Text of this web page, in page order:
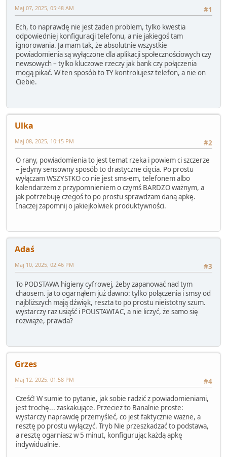
#1
Maj 07, 2025, 05:48 AM
Ech, to naprawdę nie jest żaden problem, tylko kwestia
odpowiedniej konfiguracji telefonu, a nie jakiegoś tam
ignorowania. Ja mam tak, że absolutnie wszystkie
powiadomienia są wyłączone dla aplikacji społecznościowych czy
newsowych – tylko kluczowe rzeczy jak bank czy połączenia
mogą pikać. W ten sposób to TY kontrolujesz telefon, a nie on
Ciebie.
Ulka
#2
Maj 08, 2025, 10:15 PM
O rany, powiadomienia to jest temat rzeka i powiem ci szczerze
– jedyny sensowny sposób to drastyczne cięcia. Po prostu
wyłączam WSZYSTKO co nie jest sms-em, telefonem albo
kalendarzem z przypomnieniem o czymś BARDZO ważnym, a
jak potrzebuję czegoś to po prostu sprawdzam daną apkę.
Inaczej zapomnij o jakiejkolwiek produktywności.
Adaś
#3
Maj 10, 2025, 02:46 PM
To PODSTAWA higieny cyfrowej, żeby zapanować nad tym
chaosem. ja to ogarnąłem już dawno: tylko połączenia i smsy od
najbliższych mają dźwięk, reszta to po prostu nieistotny szum.
wystarczy raz usiąść i POUSTAWIAC, a nie liczyć, że samo się
rozwiąże, prawda?
Grzes
#4
Maj 12, 2025, 01:58 PM
Cześć! W sumie to pytanie, jak sobie radzić z powiadomieniami,
jest trochę... zaskakujące. Przecież to Banalnie proste:
wystarczy naprawdę przemyśleć, co jest faktycznie ważne, a
resztę po prostu wyłączyć. Tryb Nie przeszkadzać to podstawa,
a resztę ogarniasz w 5 minut, konfigurując każdą apkę
indywidualnie.